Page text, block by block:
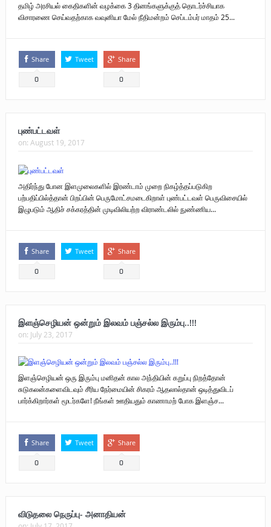
தமிழ் அரசியல் கைதிகளின் வழக்கை 3 தினங்களுக்குத் தொடர்ச்சியாக
விசாரணை செய்வதற்காக வவுனியா மேல் நீதிமன்றம் செப்டம்பர் மாதம் 25...
Share
0
Tweet Share
0
புண்பட்டவள்
on: August 19, 2017
அதிர்ந்து போன இளமுலைகளில் இரண்டாம் முறை நிகழ்த்தப்படுகிற
பற்பதிப்பில்த்தான் பிறப்பின் பெருமோட்சமடைகிறாள் புண்பட்டவள் பெருவிசையில்
இழுபடும் ஆதிச் சக்கரத்தின் முடிவிலியற்ற விராண்டலில் நுண்ணிய...
Share
0
Tweet Share
0
இளஞ்செழியன் ஒன்றும் இலவம் பஞ்சல்ல இரும்பு..!!!
on: July 23, 2017
இளஞ்செழியன் ஒரு இரும்பு மனிதன் கால அந்தியின் கறுப்பு நிறத்தோன்
சுடுகலன்களைவிடவும் சீரிய நேர்மையின் சிகரம் ஆதலால்தான் ஒடித்துவிடப்
பார்க்கிறார்கள் மூடர்களே! நீங்கள் ஊதியதும் காணாமற் போக இளஞ்ச...
Share
0
Tweet Share
0
விடுதலை நெருப்பு- அனாதியன்